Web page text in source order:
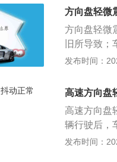
作导致发动
的，发动
洁；4、积
过多，都会
定不稳或松
到使车辆震
方向盘轻微
方向盘轻微
旧所导致
动机和变速
的螺栓是否
向盘打死
气阻（机械
显的晃动感
形所导致,更
发布时间：
高速方向盘
高速方向盘
辆行驶后，
速箱的固定
发布时间：